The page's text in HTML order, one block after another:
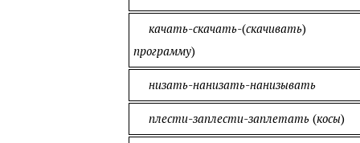
качать-скачать-(скачивать)
программу)
низать-нанизать-нанизывать
плести-заплести-заплетать (косы)